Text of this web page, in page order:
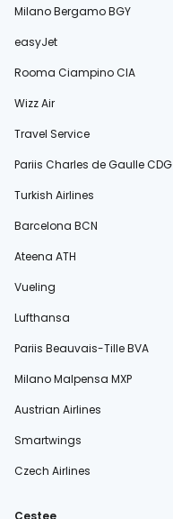
Milano Bergamo BGY
easyJet
Rooma Ciampino CIA
Wizz Air
Travel Service
Pariis Charles de Gaulle CDG
Turkish Airlines
Barcelona BCN
Ateena ATH
Vueling
Lufthansa
Pariis Beauvais-Tille BVA
Milano Malpensa MXP
Austrian Airlines
Smartwings
Czech Airlines
Cestee